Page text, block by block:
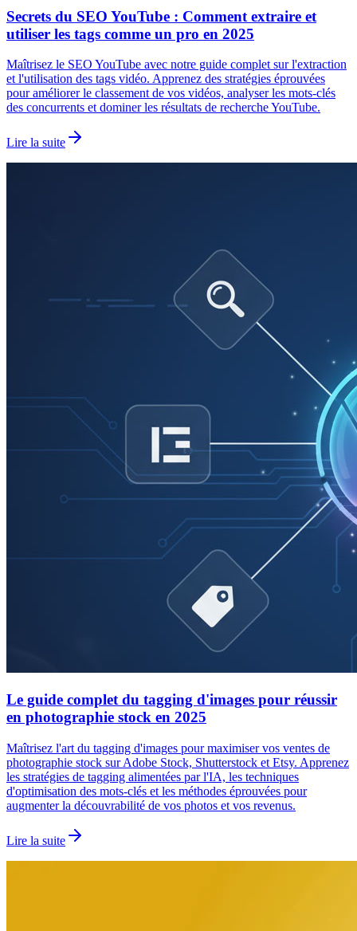
Secrets du SEO YouTube : Comment extraire et
utiliser les tags comme un pro en 2025
Maîtrisez le SEO YouTube avec notre guide complet sur l'extraction
et l'utilisation des tags vidéo. Apprenez des stratégies éprouvées
pour améliorer le classement de vos vidéos, analyser les mots-clés
des concurrents et dominer les résultats de recherche YouTube.
Lire la suite
Le guide complet du tagging d'images pour réussir
en photographie stock en 2025
Maîtrisez l'art du tagging d'images pour maximiser vos ventes de
photographie stock sur Adobe Stock, Shutterstock et Etsy. Apprenez
les stratégies de tagging alimentées par l'IA, les techniques
d'optimisation des mots-clés et les méthodes éprouvées pour
augmenter la découvrabilité de vos photos et vos revenus.
Lire la suite